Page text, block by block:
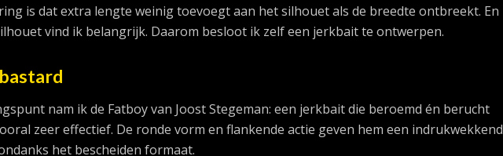
is dat extra lengte weinig toevoegt aan het silhouet als de breedte ontbreekt. En
vind ik belangrijk. Daarom besloot ik zelf een jerkbait te ontwerpen.
nam ik de Fatboy van Joost Stegeman: een jerkbait die beroemd én berucht
zeer effectief. De ronde vorm en flankende actie geven hem een indrukwekkend
het bescheiden formaat.